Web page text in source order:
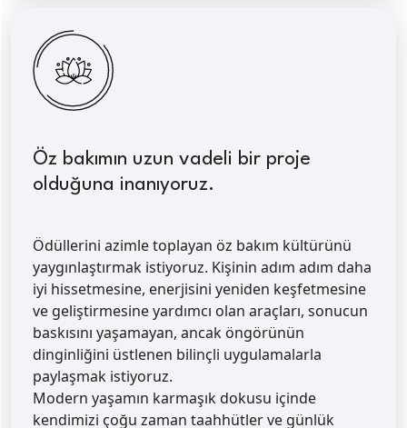
Öz bakımın uzun vadeli bir proje
olduğuna inanıyoruz.
Ödüllerini azimle toplayan öz bakım kültürünü
yaygınlaştırmak istiyoruz. Kişinin adım adım daha
iyi hissetmesine, enerjisini yeniden keşfetmesine
ve geliştirmesine yardımcı olan araçları, sonucun
baskısını yaşamayan, ancak öngörünün
dinginliğini üstlenen bilinçli uygulamalarla
paylaşmak istiyoruz.
Modern yaşamın karmaşık dokusu içinde
kendimizi çoğu zaman taahhütler ve günlük